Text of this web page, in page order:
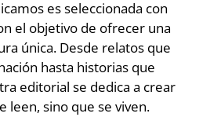
es seleccionada con
el objetivo de ofrecer una
única. Desde relatos que
hasta historias que
editorial se dedica a crear
leen, sino que se viven.